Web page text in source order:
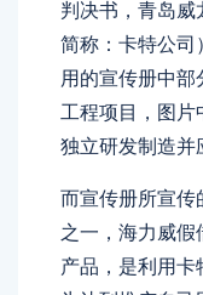
判决书，青岛
简称：卡特公司
用的宣传册中部
工程项目，图片
独立研发制造并
而宣传册所宣传
之一，海力威假
产品，是利用卡